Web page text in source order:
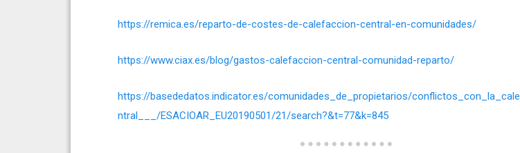
https://remica.es/reparto-de-costes-de-calefaccion-central-en-comunidades/
https://www.ciax.es/blog/gastos-calefaccion-central-comunidad-reparto/
https://basededatos.indicator.es/comunidades_de_propietarios/
ntral___/ESACIOAR_EU20190501/21/search?&t=77&k=845